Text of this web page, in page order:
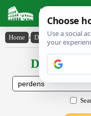
Latin
Home › Declensions /